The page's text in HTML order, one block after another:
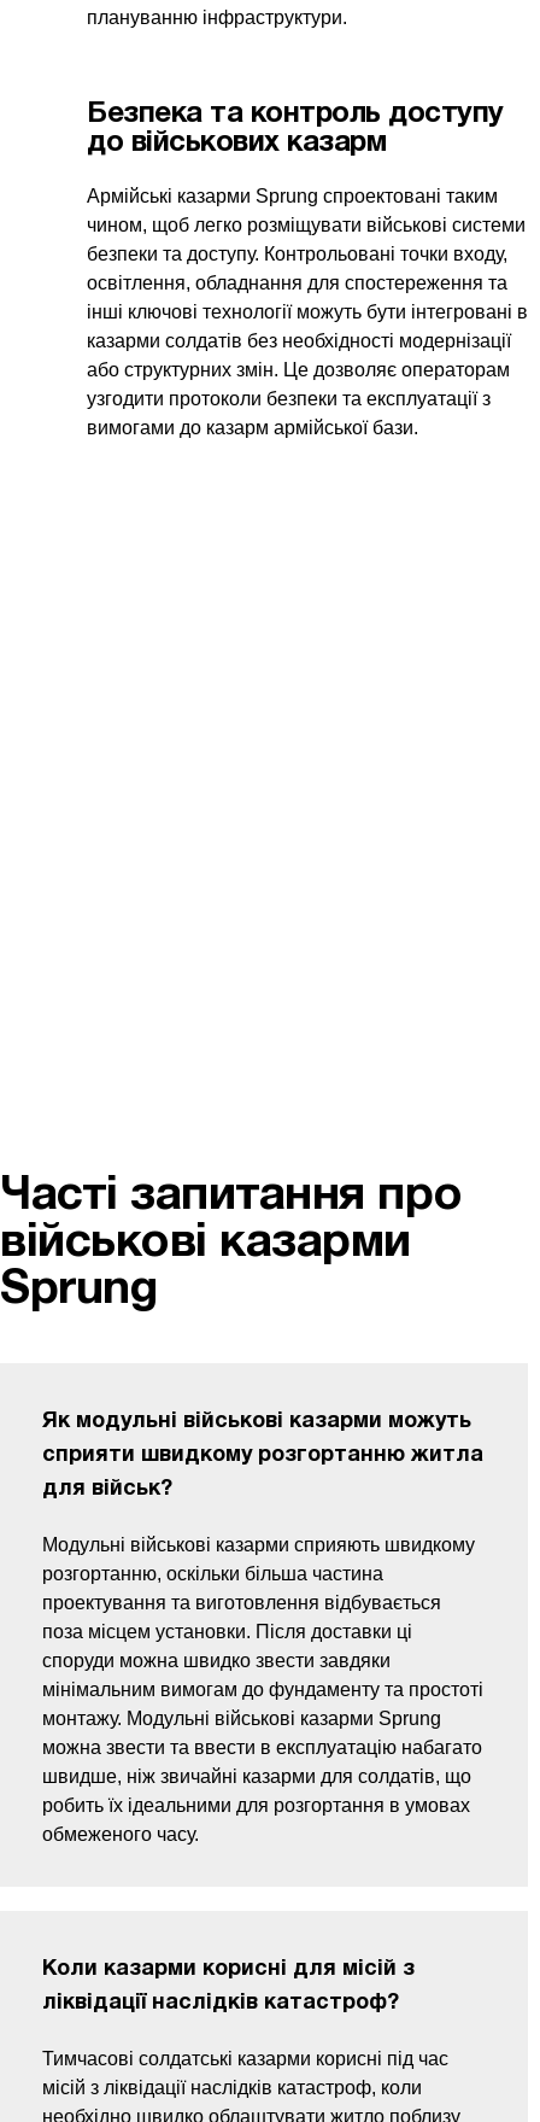
плануванню інфраструктури.
Безпека та контроль доступу
до військових казарм
Армійські казарми Sprung спроектовані таким
чином, щоб легко розміщувати військові системи
безпеки та доступу. Контрольовані точки входу,
освітлення, обладнання для спостереження та
інші ключові технології можуть бути інтегровані в
казарми солдатів без необхідності модернізації
або структурних змін. Це дозволяє операторам
узгодити протоколи безпеки та експлуатації з
вимогами до казарм армійської бази.
Часті запитання про
військові казарми
Sprung
Як модульні військові казарми можуть
сприяти швидкому розгортанню житла
для військ?
Модульні військові казарми сприяють швидкому
розгортанню, оскільки більша частина
проектування та виготовлення відбувається
поза місцем установки. Після доставки ці
споруди можна швидко звести завдяки
мінімальним вимогам до фундаменту та простоті
монтажу. Модульні військові казарми Sprung
можна звести та ввести в експлуатацію набагато
швидше, ніж звичайні казарми для солдатів, що
робить їх ідеальними для розгортання в умовах
обмеженого часу.
Коли казарми корисні для місій з
ліквідації наслідків катастроф?
Тимчасові солдатські казарми корисні під час
місій з ліквідації наслідків катастроф, коли
необхідно швидко облаштувати житло поблизу